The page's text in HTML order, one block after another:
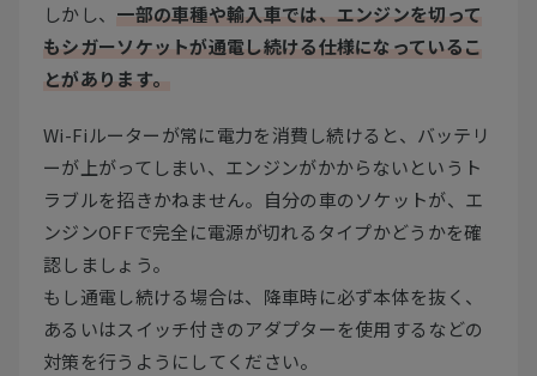
しかし、 一部の車種や輸入車では、エンジンを切って
もシガーソケットが通電し続ける仕様になっているこ
とがあります。
Wi-Fiルーターが常に電力を消費し続けると、バッテリ
ーが上がってしまい、エンジンがかからないというト
ラブルを招きかねません。自分の車のソケットが、エ
ンジンOFFで完全に電源が切れるタイプかどうかを確
認しましょう。
もし通電し続ける場合は、降車時に必ず本体を抜く、
あるいはスイッチ付きのアダプターを使用するなどの
対策を行うようにしてください。